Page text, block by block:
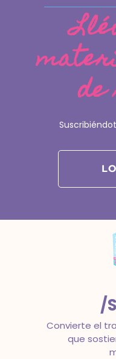
La
objetivos
/
Convierte el
que